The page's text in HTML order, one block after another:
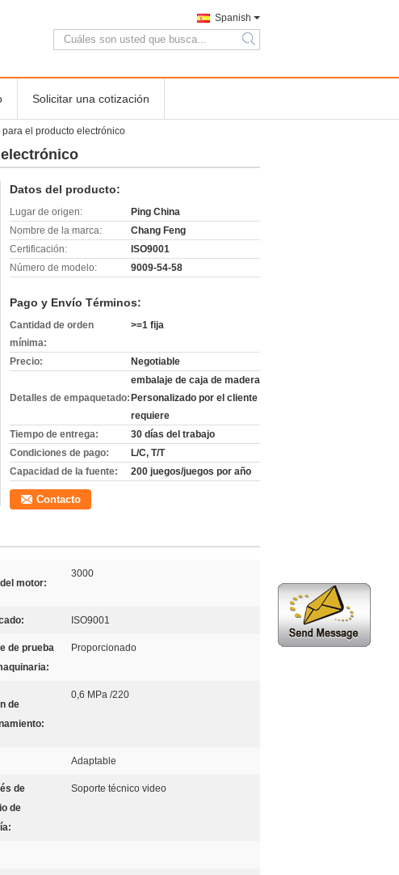
Spanish
search
Solicitar una cotización
el producto electrónico
Datos del producto:
Lugar de origen:
Ping China
Nombre de la marca:
Chang Feng
Certificación:
ISO9001
Número de modelo:
9009-54-58
Pago y Envío Términos:
Cantidad de orden
mínima:
>=1 fija
Precio: Negotiable
Detalles de empaquetado:
embalaje de caja de madera
Personalizado por el cliente
requiere
Tiempo de entrega:
30 días del trabajo
Condiciones de pago:
L/C, T/T
Capacidad de la fuente:
200 juegos/juegos por año
Contacto
motor:
3000
ISO9001
de prueba
Proporcionado
de
0,6 MPa /220
Adaptable
de
de
Soporte técnico video